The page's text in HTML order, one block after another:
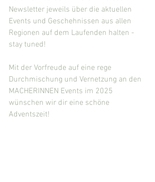
Newsletter jeweils über die aktuellen
Events und Geschehnissen aus allen
Regionen auf dem Laufenden halten -
stay tuned!
Mit der Vorfreude auf eine rege
Durchmischung und Vernetzung an den
MACHERINNEN Events im 2025
wünschen wir dir eine schöne
Adventszeit!